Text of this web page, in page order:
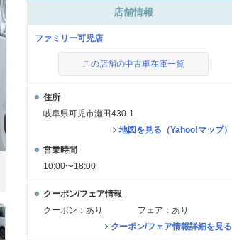
店舗情報
ファミリー可児店
この店舗の中古車在庫一覧
住所
岐阜県可児市瀬田430-1
地図を見る（Yahoo!マップ）
営業時間
10:00〜18:00
クーポン/フェア情報
クーポン：あり
フェア：あり
クーポン/フェア情報詳細を見る